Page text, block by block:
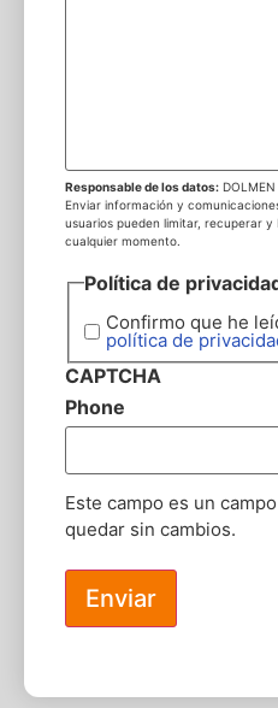
Responsable de los datos:
Enviar información y
usuarios pueden limitar, recuperar
cualquier momento.
Política de
Confirmo que he
política de
CAPTCHA
Phone
Este campo es un
quedar sin cambios.